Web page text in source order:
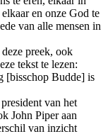
en onze God te
van alle mensen in
preek, ook
tekst te lezen:
[bisschop Budde] is
van het
John Piper aan
van inzicht